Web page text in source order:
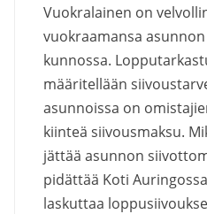
Vuokralainen on
vuokraamansa
kunnossa.
määritellään
asunnoissa on
kiinteä siivousmaksu.
jättää asunnon
pidättää Koti
laskuttaa